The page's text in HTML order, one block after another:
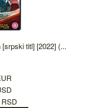
titl] [2022] (...
RSD